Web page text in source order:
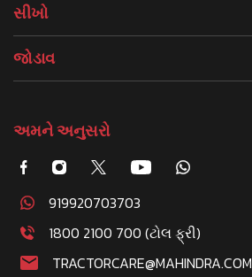
સીખો
જોડાવ
અમને અનુસરો
919920703703
1800 2100 700 (ટોલ ફ્રી)
TRACTORCARE@MAHINDRA.COM